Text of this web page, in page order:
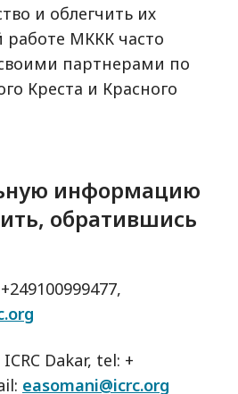
и облегчить их
работе МККК часто
партнерами по
Креста и Красного
информацию
обратившись
Dakar, tel: +
easomani@icrc.org